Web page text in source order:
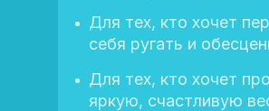
Для тех, кто хочет
себя ругать и
Для тех, кто хочет
яркую, счастливую